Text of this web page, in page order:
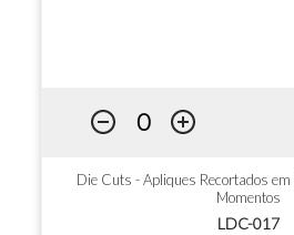
Die Cuts - Apliques Recortados em
Momentos
LDC-017